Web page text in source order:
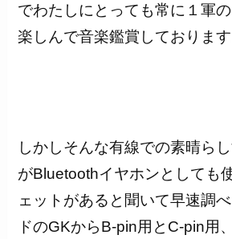
でわたしにとっても常に１軍
楽しんで音楽鑑賞しております
しかしそんな有線での素晴ら
がBluetoothイヤホンとしても
ェットがあると聞いて早速調
ドのGKからB-pin用とC-pin用